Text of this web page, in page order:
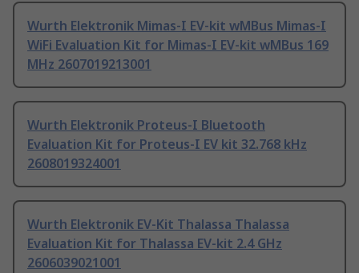
Wurth Elektronik Mimas-I EV-kit wMBus Mimas-I
WiFi Evaluation Kit for Mimas-I EV-kit wMBus 169
MHz 2607019213001
Wurth Elektronik Proteus-I Bluetooth
Evaluation Kit for Proteus-I EV kit 32.768 kHz
2608019324001
Wurth Elektronik EV-Kit Thalassa Thalassa
Evaluation Kit for Thalassa EV-kit 2.4 GHz
2606039021001